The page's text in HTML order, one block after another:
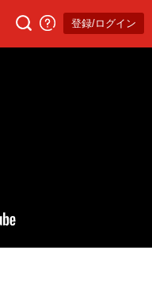
登録/ログイン